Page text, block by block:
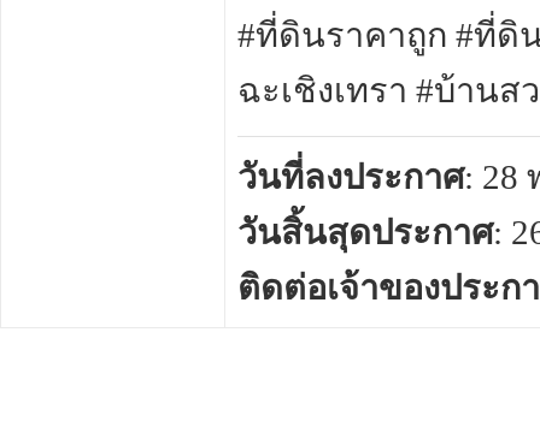
#ที่ดินราคาถูก #ที่ดิ
ฉะเชิงเทรา #บ้านส
วันที่ลงประกาศ: 28
วันสิ้นสุดประกาศ:
ติดต่อเจ้าของประก